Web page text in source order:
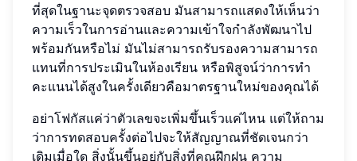
ที่สุดในฐานะจุดตรวจสอบ มันสามารถแสดงให้เห็นว่า
ความเร็วในการอ่านและความเข้าใจกำลังพัฒนาไป
พร้อมกันหรือไม่ มันไม่สามารถรับรองความสามารถ
แทนที่การประเมินในห้องเรียน หรือพิสูจน์ว่าการทำ
คะแนนได้สูงในครั้งเดียวคือมาตรฐานใหม่ของคุณได้
อย่าโฟกัสแค่ว่าตัวเลขจะเพิ่มขึ้นเร็วแค่ไหน แต่ให้ถาม
ว่าการทดสอบครั้งต่อไปจะให้สัญญาณที่ชัดเจนกว่า
เดิมเมื่อใด สิ่งนั้นขึ้นอยู่กับสิ่งที่คุณฝึกฝน ความ